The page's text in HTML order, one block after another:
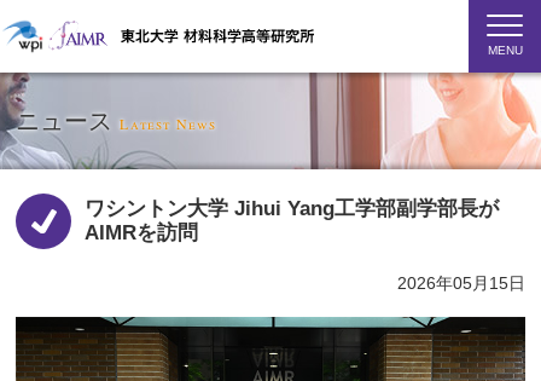
MENU
ニュースLatest News
ワシントン大学 Jihui Yang工学部副学部長が
AIMRを訪問
2026年05月15日